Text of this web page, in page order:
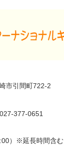
市引間町722-2
377-0651
）※延長時間含む